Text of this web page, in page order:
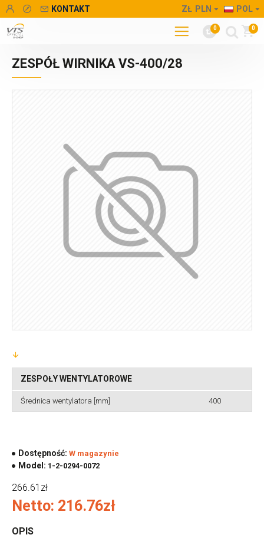
KONTAKT ZŁ PLN POL
0 0
ZESPÓŁ WIRNIKA VS-400/28
ZESPOŁY WENTYLATOROWE
Średnica wentylatora [mm] 400
Dostępność: W magazynie
Model: 1-2-0294-0072
266.61zł
Netto: 216.76zł
OPIS